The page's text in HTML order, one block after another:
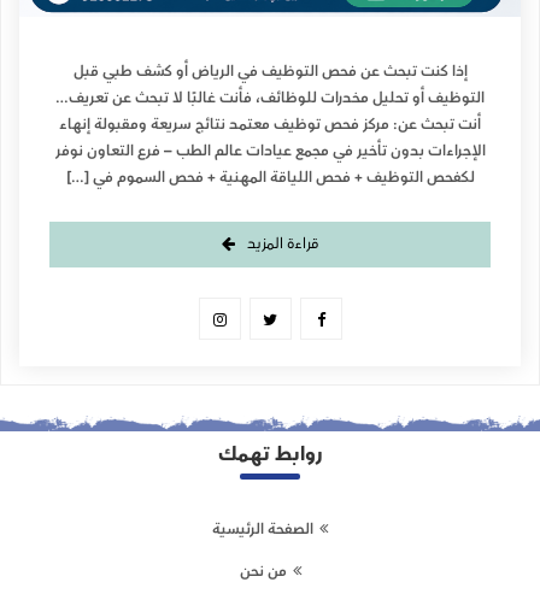
إذا كنت تبحث عن فحص التوظيف في الرياض أو كشف طبي قبل
التوظيف أو تحليل مخدرات للوظائف، فأنت غالبًا لا تبحث عن تعريف…
أنت تبحث عن: مركز فحص توظيف معتمد نتائج سريعة ومقبولة إنهاء
الإجراءات بدون تأخير في مجمع عيادات عالم الطب – فرع التعاون نوفر
لكفحص التوظيف + فحص اللياقة المهنية + فحص السموم في […]
قراءة المزيد
روابط تهمك
الصفحة الرئيسية
من نحن